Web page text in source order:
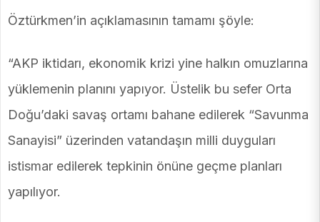
Öztürkmen’in açıklamasının tamamı şöyle:
“AKP iktidarı, ekonomik krizi yine halkın omuzlarına
yüklemenin planını yapıyor. Üstelik bu sefer Orta
Doğu’daki savaş ortamı bahane edilerek “Savunma
Sanayisi” üzerinden vatandaşın milli duyguları
istismar edilerek tepkinin önüne geçme planları
yapılıyor.